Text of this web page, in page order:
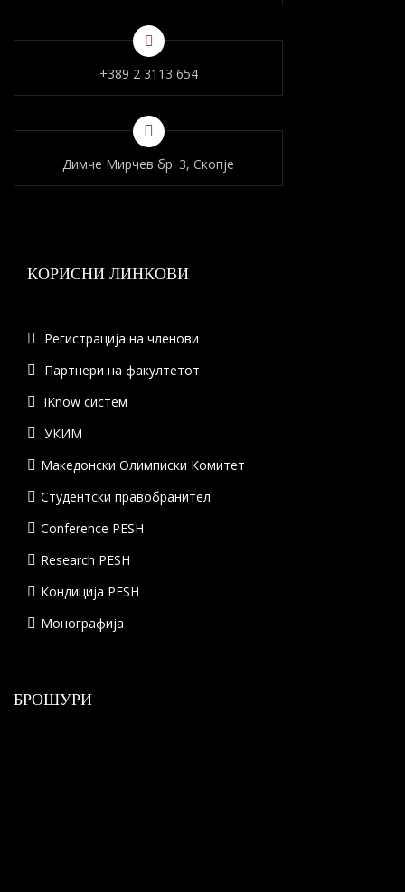
+389 2 3113 654
Димче Мирчев бр. 3, Скопје
КОРИСНИ ЛИНКОВИ
Регистрација на членови
Партнери на факултетот
iKnow систем
УКИМ
Македонски Олимписки Комитет
Студентски правобранител
Conference PESH
Research PESH
Кондиција PESH
Монографија
БРОШУРИ